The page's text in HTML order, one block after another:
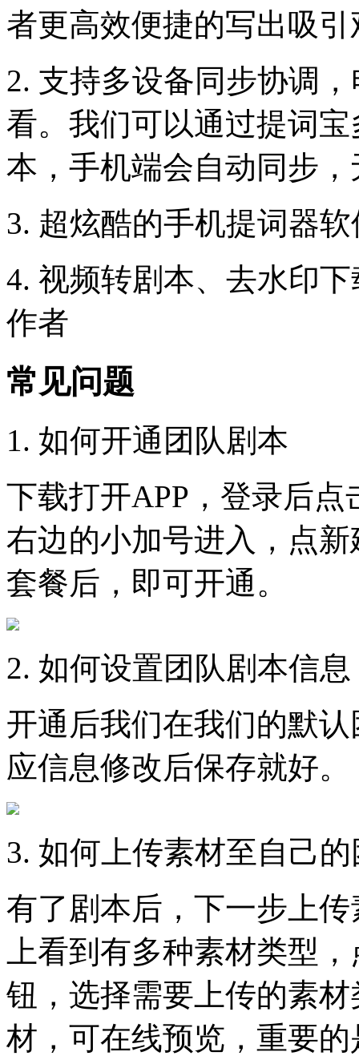
者更高效便捷的写出吸
2. 支持多设备同步协调
看。我们可以通过提词
本，手机端会自动同步
3. 超炫酷的手机提词器
4. 视频转剧本、去水印
作者
常见问题
1. 如何开通团队剧本
下载打开APP，登录后
右边的小加号进入，点
套餐后，即可开通。
2. 如何设置团队剧本信息
开通后我们在我们的默
应信息修改后保存就好。
3. 如何上传素材至自己
有了剧本后，下一步上
上看到有多种素材类型
钮，选择需要上传的素
材，可在线预览，重要